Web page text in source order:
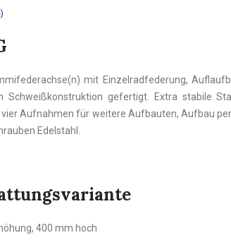
mit Einzelradfederung,
Schweißkonstruktion gefertigt. Extra stabile
vier Aufnahmen für weitere Aufbauten, Aufbau
Edelstahl.
400 mm hoch